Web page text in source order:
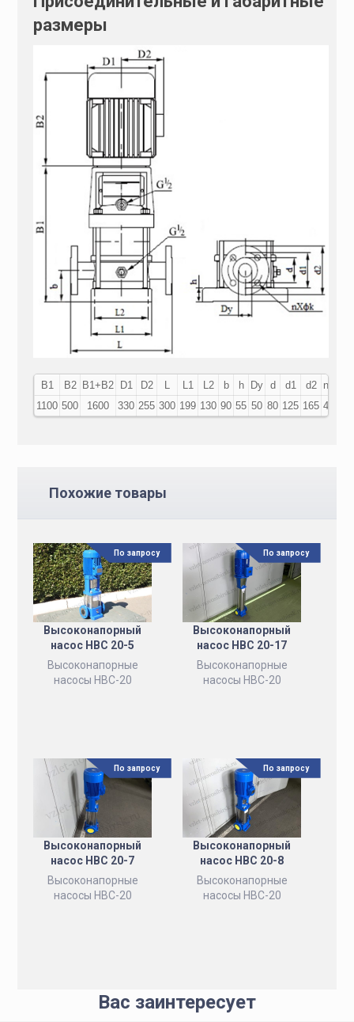
размеры
В1 В2 В1+В2 D1 D2 L1 L2 b h Dy d d1 d2 n
1100 500 1600 330 255 300 199 130 90 55 50 80 125 165 4
Похожие товары
Высоконапорный
насос НВС 20-5
Высоконапорные
насосы НВС-20
По запросу
Высоконапорный
насос НВС 20-17
Высоконапорные
насосы НВС-20
По запросу
Высоконапорный
насос НВС 20-7
Высоконапорные
насосы НВС-20
По запросу
Высоконапорный
насос НВС 20-8
Высоконапорные
насосы НВС-20
По запросу
Вас заинтересует